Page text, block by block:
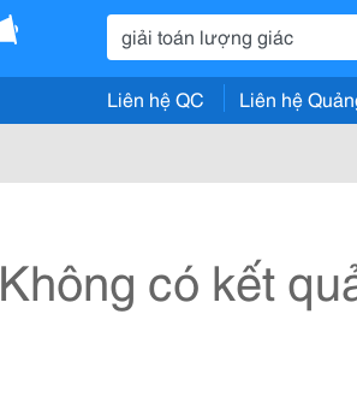
Liên hệ QC Liên hệ
Không có kết